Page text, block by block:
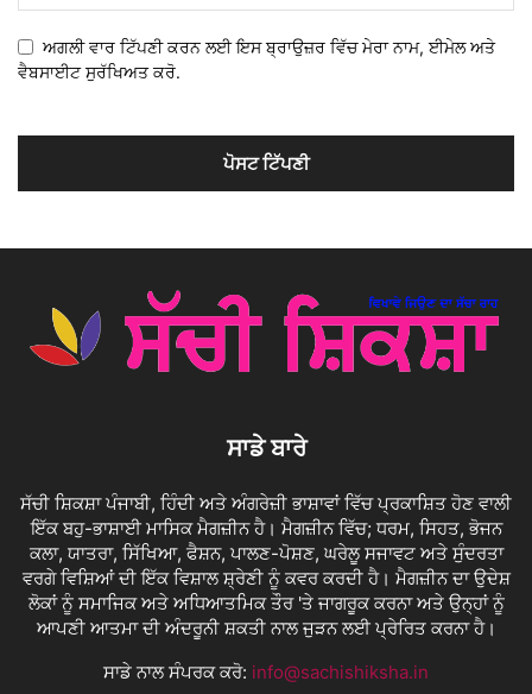
ਅਗਲੀ ਵਾਰ ਟਿੱਪਣੀ ਕਰਨ ਲਈ ਇਸ ਬ੍ਰਾਉਜ਼ਰ ਵਿੱਚ ਮੇਰਾ ਨਾਮ, ਈਮੇਲ ਅਤੇ
ਵੈਬਸਾਈਟ ਸੁਰੱਖਿਅਤ ਕਰੋ.
ਸਾਡੇ ਬਾਰੇ
ਸੱਚੀ ਸ਼ਿਕਸ਼ਾ ਪੰਜਾਬੀ, ਹਿੰਦੀ ਅਤੇ ਅੰਗਰੇਜ਼ੀ ਭਾਸ਼ਾਵਾਂ ਵਿੱਚ ਪ੍ਰਕਾਸ਼ਿਤ ਹੋਣ ਵਾਲੀ
ਇੱਕ ਬਹੁ-ਭਾਸ਼ਾਈ ਮਾਸਿਕ ਮੈਗਜ਼ੀਨ ਹੈ। ਮੈਗਜ਼ੀਨ ਵਿੱਚ; ਧਰਮ, ਸਿਹਤ, ਭੋਜਨ
ਕਲਾ, ਯਾਤਰਾ, ਸਿੱਖਿਆ, ਫੈਸ਼ਨ, ਪਾਲਣ-ਪੋਸ਼ਣ, ਘਰੇਲੂ ਸਜਾਵਟ ਅਤੇ ਸੁੰਦਰਤਾ
ਵਰਗੇ ਵਿਸ਼ਿਆਂ ਦੀ ਇੱਕ ਵਿਸ਼ਾਲ ਸ਼੍ਰੇਣੀ ਨੂੰ ਕਵਰ ਕਰਦੀ ਹੈ। ਮੈਗਜ਼ੀਨ ਦਾ ਉਦੇਸ਼
ਲੋਕਾਂ ਨੂੰ ਸਮਾਜਿਕ ਅਤੇ ਅਧਿਆਤਮਿਕ ਤੌਰ 'ਤੇ ਜਾਗਰੂਕ ਕਰਨਾ ਅਤੇ ਉਨ੍ਹਾਂ ਨੂੰ
ਆਪਣੀ ਆਤਮਾ ਦੀ ਅੰਦਰੂਨੀ ਸ਼ਕਤੀ ਨਾਲ ਜੁੜਨ ਲਈ ਪ੍ਰੇਰਿਤ ਕਰਨਾ ਹੈ।
ਸਾਡੇ ਨਾਲ ਸੰਪਰਕ ਕਰੋ: info@sachishiksha.in